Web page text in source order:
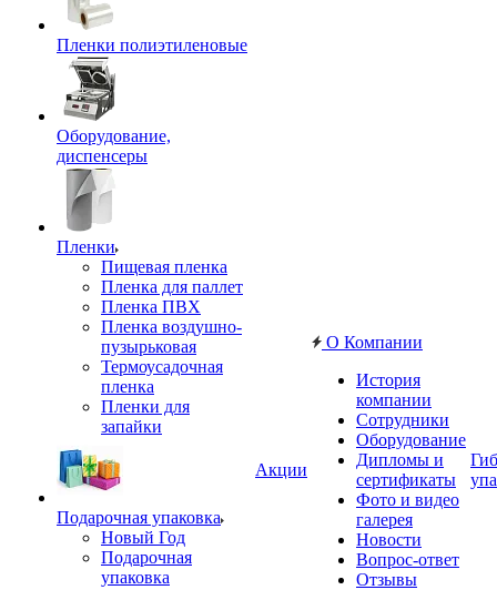
Пленки полиэтиленовые
Оборудование,
диспенсеры
Пленки
Пищевая пленка
Пленка для паллет
Пленка ПВХ
Пленка воздушно-
пузырьковая
Термоусадочная
пленка
Пленки для
запайки
Подарочная упаковка
Новый Год
Подарочная
упаковка
Акции
О Компании
История
компании
Сотрудники
Оборудование
Дипломы и
сертификаты
Фото и видео
галерея
Новости
Вопрос-ответ
Отзывы